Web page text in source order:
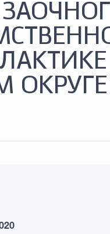
Муниципальные услуги
Общественная